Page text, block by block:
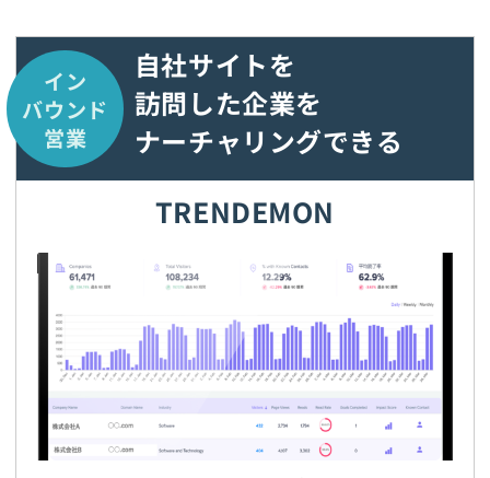
イン
バウンド
営業
自社サイトを
訪問した企業を
ナーチャリングできる
TRENDEMON